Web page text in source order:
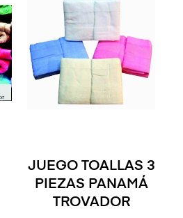
JUEGO TOALLAS 3
PIEZAS PANAMÁ
TROVADOR